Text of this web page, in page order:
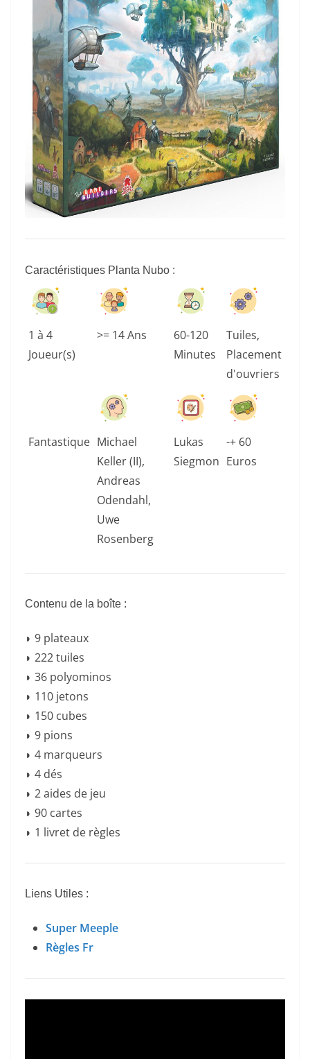
Caractéristiques Planta Nubo :
1 à 4
Joueur(s)
>= 14 Ans
60-120
Minutes
Tuiles,
Placement
d'ouvriers
Fantastique Michael
Keller (II),
Andreas
Odendahl,
Uwe
Rosenberg
Lukas
Siegmon
-+ 60
Euros
Contenu de la boîte :
◗ 9 plateaux
◗ 222 tuiles
◗ 36 polyominos
◗ 110 jetons
◗ 150 cubes
◗ 9 pions
◗ 4 marqueurs
◗ 4 dés
◗ 2 aides de jeu
◗ 90 cartes
◗ 1 livret de règles
Liens Utiles :
Super Meeple
Règles Fr